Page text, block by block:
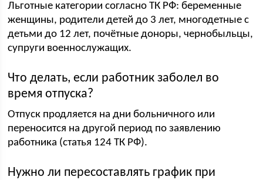
Льготные категории согласно ТК РФ: беременные
женщины, родители детей до 3 лет, многодетные с
детьми до 12 лет, почётные доноры, чернобыльцы,
супруги военнослужащих.
Что делать, если работник заболел во
время отпуска?
Отпуск продляется на дни больничного или
переносится на другой период по заявлению
работника (статья 124 ТК РФ).
Нужно ли пересоставлять график при